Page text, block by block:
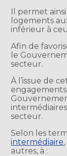
Il permet
logements
inférieur à
Afin de
le
secteur.
À l’issue de
secteur.
Selon les
intermédiaire
autres, à :